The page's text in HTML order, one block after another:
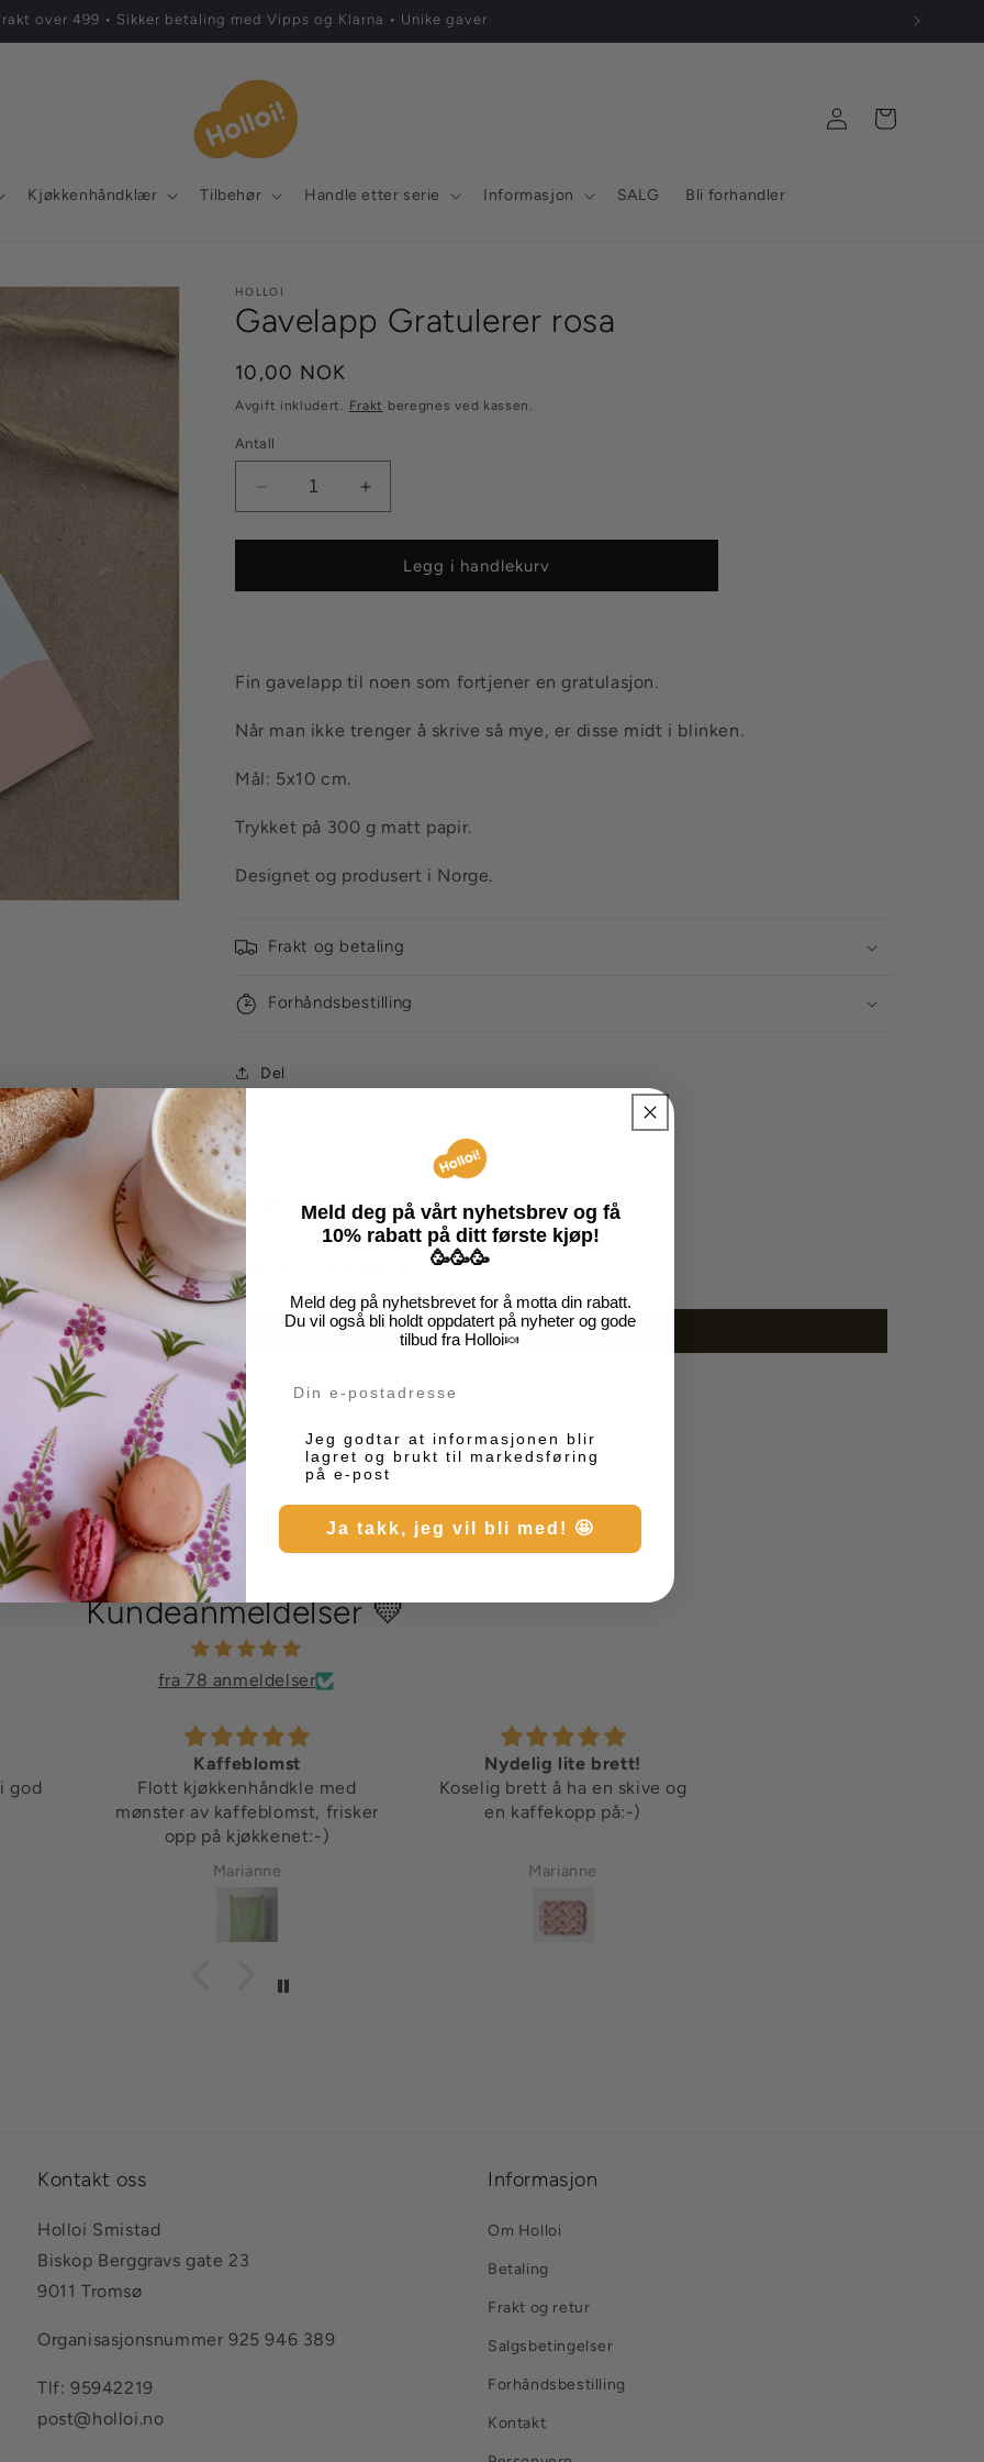
Norsk design med glimt i øyet 👀✨
Kjøkkenhåndklær Tilbehør Handle etter serie Informasjon SALG Bli forhandler
Logg
inn
Handlekurv
HOLLOI
Gavelapp Gratulerer rosa
Vanlig
pris
10,00 NOK
Avgift inkludert. Frakt beregnes ved kassen.
Antall
antallet
for
Gratulerer
Øk
antallet
for
Gavelapp
Gratulerer
Legg i handlekurv
Fin gavelapp til noen som fortjener en gratulasjon.
Når man ikke trenger å skrive så mye, er disse midt i blinken.
Mål: 5x10 cm.
Trykket på 300 g matt papir.
Designet og produsert i Norge.
Frakt og betaling
Forhåndsbestilling
Del
Kundeanmeldelser
Vær den første til å skrive en anmeldelse
Skriv en anmeldelse
Kundeanmeldelser 💛
fra 78 anmeldelser
god
Kaffeblomst
Flott kjøkkenhåndkle med
mønster av kaffeblomst, frisker
opp på kjøkkenet:-)
Marianne
Nydelig lite brett!
Koselig brett å ha en skive og
en kaffekopp på:-)
Marianne
Kontakt oss
Holloi Smistad
Biskop Berggravs gate 23
9011 Tromsø
Organisasjonsnummer 925 946 389
Tlf: 95942219
post@holloi.no
Informasjon
Om Holloi
Betaling
Frakt og retur
Salgsbetingelser
Forhåndsbestilling
Kontakt
Meld deg på vårt nyhetsbrev og få
10% rabatt på ditt første kjøp!
🥳🥳🥳
Meld deg på nyhetsbrevet for å motta din rabatt.
Du vil også bli holdt oppdatert på nyheter og gode
tilbud fra Holloi🍬
Markedsføring
Jeg godtar at informasjonen blir
lagret og brukt til markedsføring
på e-post
Ja takk, jeg vil bli med! 🤩